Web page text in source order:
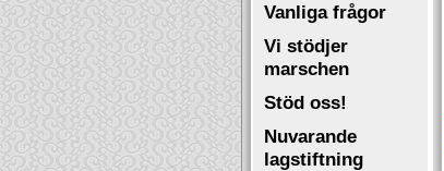
Vanliga frågor
Vi stödjer
marschen
Stöd oss!
Nuvarande
lagstiftning